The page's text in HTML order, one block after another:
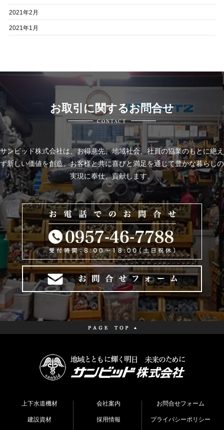
2021年2月
2021年1月
お取引に関するお問合せ
CONTACT
サンビッド株式会社は、お得意先、地域社会、社員の協業のもとに絶え
ず新しい価値を創造、お客様と共に喜びと満足を通じて豊かな暮らしの
実現に奉仕、貢献します。
上下水道機材
建設資材
会社案内
採用情報
お問合せフォーム
プライバシーポリシー